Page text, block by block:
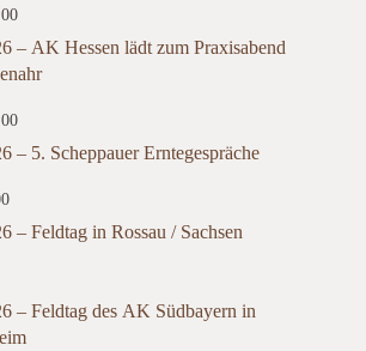
– AK Hessen lädt zum Praxisabend
– 5. Scheppauer Erntegespräche
– Feldtag in Rossau / Sachsen
– Feldtag des AK Südbayern in